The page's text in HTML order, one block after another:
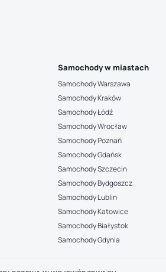
Samochody w miastach
Samochody Warszawa
Samochody Kraków
Samochody Łódź
Samochody Wrocław
Samochody Poznań
Samochody Gdańsk
Samochody Szczecin
Samochody Bydgoszcz
Samochody Lublin
Samochody Katowice
Samochody Białystok
Samochody Gdynia